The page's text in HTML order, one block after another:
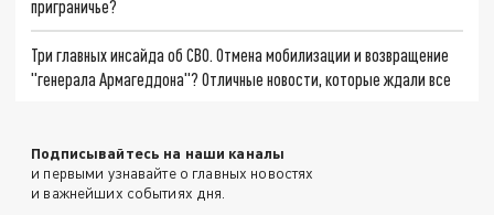
приграничье?
Три главных инсайда об СВО. Отмена мобилизации и возвращение
"генерала Армагеддона"? Отличные новости, которые ждали все
Подписывайтесь на наши каналы
и первыми узнавайте о главных новостях
и важнейших событиях дня.